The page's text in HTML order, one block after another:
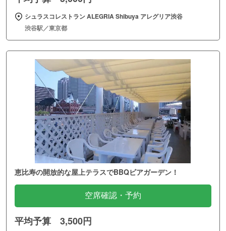
シュラスコレストラン ALEGRIA Shibuya アレグリア渋谷
渋谷駅／東京都
恵比寿の開放的な屋上テラスでBBQビアガーデン！
空席確認・予約
平均予算 3,500円